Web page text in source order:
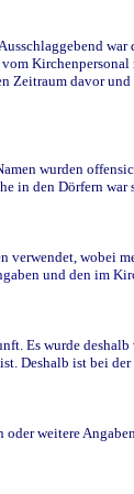
davor
wurden
in den Dörfern
wobei
und den im
Es wurde
Deshalb ist bei
weitere